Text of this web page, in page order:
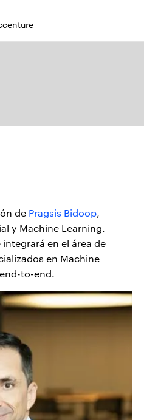
de Pragsis Bidoop,
y Machine Learning.
en el área de
en Machine
to-end.